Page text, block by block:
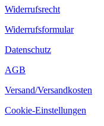
Widerrufsrecht
Widerrufsformular
Datenschutz
AGB
Versand/Versandkosten
Cookie-Einstellungen